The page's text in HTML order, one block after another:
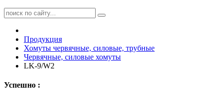
Продукция
Хомуты червячные, силовые, трубные
Червячные, силовые хомуты
LK-9/W2
Успешно :